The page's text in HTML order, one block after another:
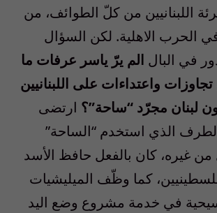
اللبنانيين من كلّ الطوائف، من
الحرب الاهلية. لكن السؤال
في البال الم يرّ ياسر عرفات ما
واعتداءات على اللبنانيين
لبنان مجرّد “ساحة”؟ ارتضى
الذي استخدم “الساحة”
من غيره، كان بالفعل حافظ الأسد
كما وظّف الميليشيات
في خدمة مشروع وضع اليد